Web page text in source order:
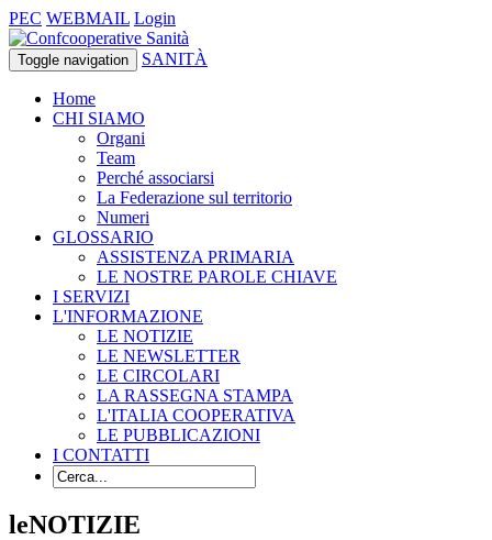
PEC WEBMAIL Login
Toggle navigation SANITÀ
Home
CHI SIAMO
Organi
Team
Perché associarsi
La Federazione sul territorio
Numeri
GLOSSARIO
ASSISTENZA PRIMARIA
LE NOSTRE PAROLE CHIAVE
I SERVIZI
L'INFORMAZIONE
LE NOTIZIE
LE NEWSLETTER
LE CIRCOLARI
LA RASSEGNA STAMPA
L'ITALIA COOPERATIVA
LE PUBBLICAZIONI
I CONTATTI
leNOTIZIE